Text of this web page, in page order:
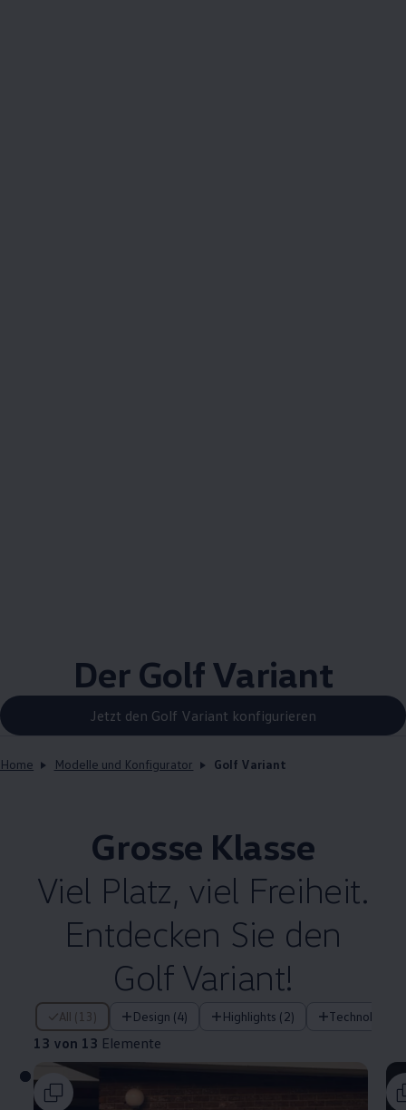
Der Golf Variant
Jetzt den Golf Variant konfigurieren
Home Modelle und Konfigurator Golf Variant
Grosse Klasse
Viel Platz, viel Freiheit.
Entdecken Sie den
Golf Variant!
All (13) Design (4) Highlights (2) Technologie
13 von 13 Elemente
13 von 13 Elemente